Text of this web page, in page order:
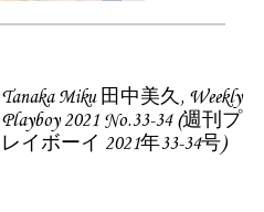
Tanaka Miku 田中美久, Weekly
Playboy 2021 No.33-34 (週刊プ
レイボーイ 2021年33-34号)